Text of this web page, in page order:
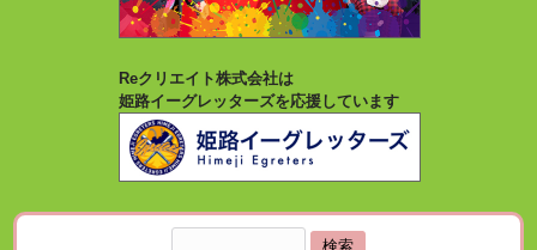
Reクリエイト株式会社は
姫路イーグレッターズを応援しています